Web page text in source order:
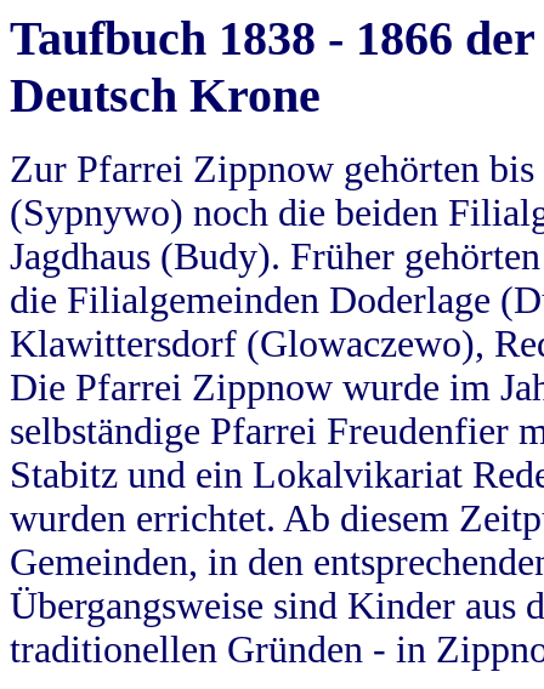
Taufbuch 1838 - 1866
Deutsch Krone
Zur Pfarrei Zippnow gehörten
(Sypnywo) noch die beiden
Jagdhaus (Budy). Früher
die Filialgemeinden Doderlage
Klawittersdorf (Glowaczewo),
Die Pfarrei Zippnow wurde im
selbständige Pfarrei Freudenfier
Stabitz und ein Lokalvikariat
wurden errichtet. Ab diesem
Gemeinden, in den
Übergangsweise sind Kinder aus
traditionellen Gründen - in